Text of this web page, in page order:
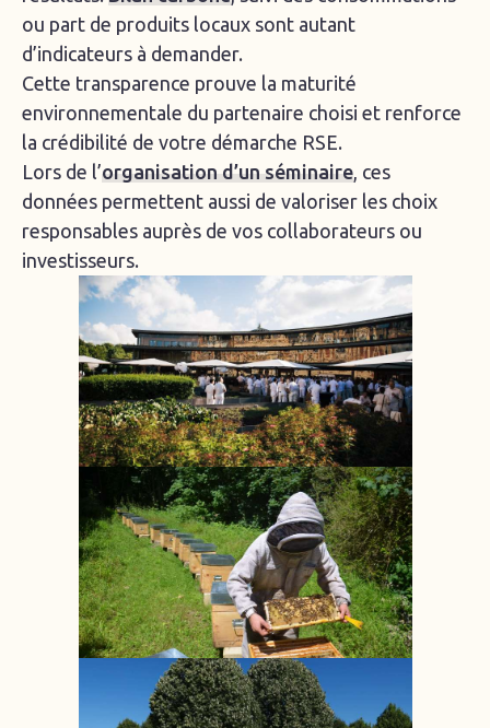
ou part de produits locaux sont autant
d’indicateurs à demander.
Cette transparence prouve la maturité
environnementale du partenaire choisi et renforce
la crédibilité de votre démarche RSE.
Lors de l’organisation d’un séminaire, ces
données permettent aussi de valoriser les choix
responsables auprès de vos collaborateurs ou
investisseurs.